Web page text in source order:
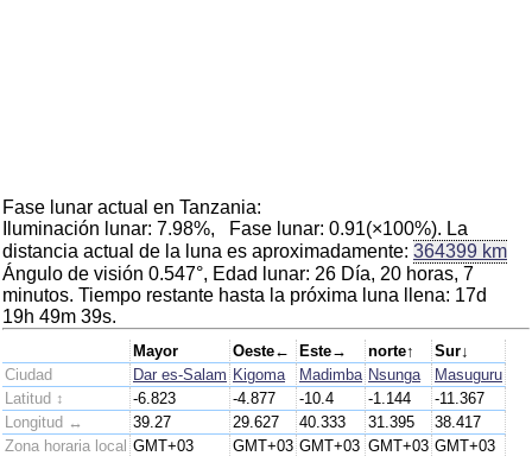
Fase lunar actual en Tanzania:
Iluminación lunar: 7.98%, Fase lunar: 0.91(×100%). La
distancia actual de la luna es aproximadamente: 364399 km
Ángulo de visión 0.547°, Edad lunar: 26 Día, 20 horas, 7
minutos. Tiempo restante hasta la próxima luna llena: 17d
19h 49m 39s.
Mayor Oeste← Este→ norte↑
Sur↓
Ciudad
Dar es-Salam Kigoma Madimba Nsunga
Masuguru
Latitud ↕
-6.823 -4.877 -10.4 -1.144
-11.367
Longitud ↔
39.27 29.627 40.333 31.395
38.417
Zona horaria local GMT+03 GMT+03 GMT+03 GMT+03 GMT+03